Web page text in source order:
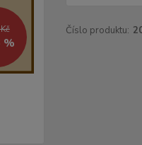
%
Číslo produktu: